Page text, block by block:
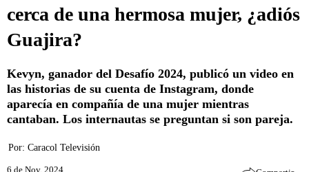
cerca de una hermosa mujer, ¿adiós
Guajira?
Kevyn, ganador del Desafío 2024, publicó un video en
las historias de su cuenta de Instagram, donde
aparecía en compañía de una mujer mientras
cantaban. Los internautas se preguntan si son pareja.
Por: Caracol Televisión
6 de Nov, 2024